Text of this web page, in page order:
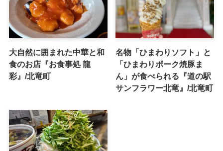
大自然に囲まれた中華と和
食のお店『お食事処 龍
彩』/北竜町
名物「ひまわりソフト」と
「ひまわりポーク焼豚ま
ん」が食べられる『道の駅
サンフラワー北竜』/北竜町